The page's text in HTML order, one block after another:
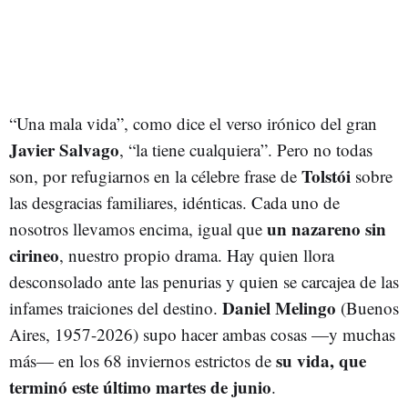
“Una mala vida”, como dice el verso irónico del gran
Javier Salvago, “la tiene cualquiera”. Pero no todas
son, por refugiarnos en la célebre frase de Tolstói sobre
las desgracias familiares, idénticas. Cada uno de
nosotros llevamos encima, igual que un nazareno sin
cirineo, nuestro propio drama. Hay quien llora
desconsolado ante las penurias y quien se carcajea de las
infames traiciones del destino. Daniel Melingo (Buenos
Aires, 1957-2026) supo hacer ambas cosas —y muchas
más— en los 68 inviernos estrictos de su vida, que
terminó este último martes de junio.